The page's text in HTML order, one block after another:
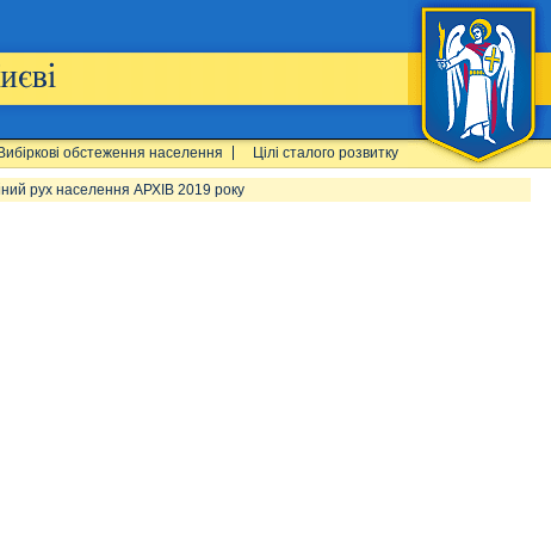
Вибіркові обстеження населення Цілі сталого розвитку
рух населення АРХІВ 2019 року